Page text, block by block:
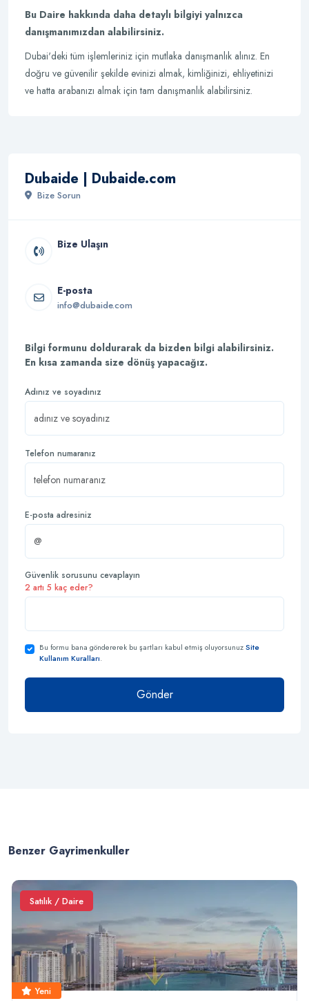
Bu Daire hakkında daha detaylı bilgiyi yalnızca
danışmanımızdan alabilirsiniz.
Dubai'deki tüm işlemleriniz için mutlaka danışmanlık alınız. En
doğru ve güvenilir şekilde evinizi almak, kimliğinizi, ehliyetinizi
ve hatta arabanızı almak için tam danışmanlık alabilirsiniz.
Dubaide | Dubaide.com
Bize Sorun
Bize Ulaşın
E-posta
info@dubaide.com
Bilgi formunu doldurarak da bizden bilgi alabilirsiniz.
En kısa zamanda size dönüş yapacağız.
Adınız ve soyadınız
Telefon numaranız
E-posta adresiniz
Güvenlik sorusunu cevaplayın
2 artı 5 kaç eder?
Bu formu bana göndererek bu şartları kabul etmiş oluyorsunuzSite
Kullanım Kuralları.
Gönder
Benzer Gayrimenkuller
Satılık / Daire
Yeni